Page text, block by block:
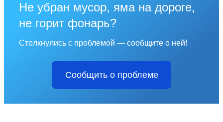
Не убран мусор, яма на дороге,
не горит фонарь?
Столкнулись с проблемой — сообщите о ней!
Сообщить о проблеме